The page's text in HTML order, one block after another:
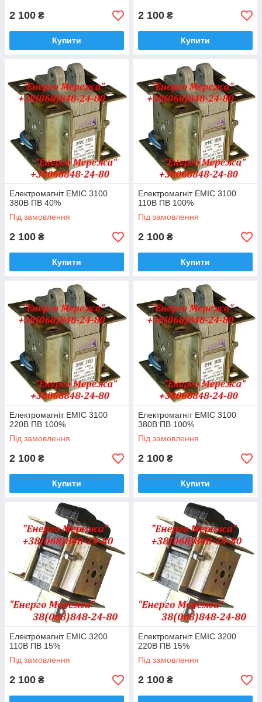
2 100 ₴
Купити
2 100 ₴
Купити
Електромагніт ЕМІС 3100
380В ПВ 40%
Під замовлення
2 100 ₴
Купити
Електромагніт ЕМІС 3100
110В ПВ 100%
Під замовлення
2 100 ₴
Купити
Електромагніт ЕМІС 3100
220В ПВ 100%
Під замовлення
2 100 ₴
Купити
Електромагніт ЕМІС 3100
380В ПВ 100%
Під замовлення
2 100 ₴
Купити
Електромагніт ЕМІС 3200
110В ПВ 15%
Під замовлення
2 100 ₴
Електромагніт ЕМІС 3200
220В ПВ 15%
Під замовлення
2 100 ₴